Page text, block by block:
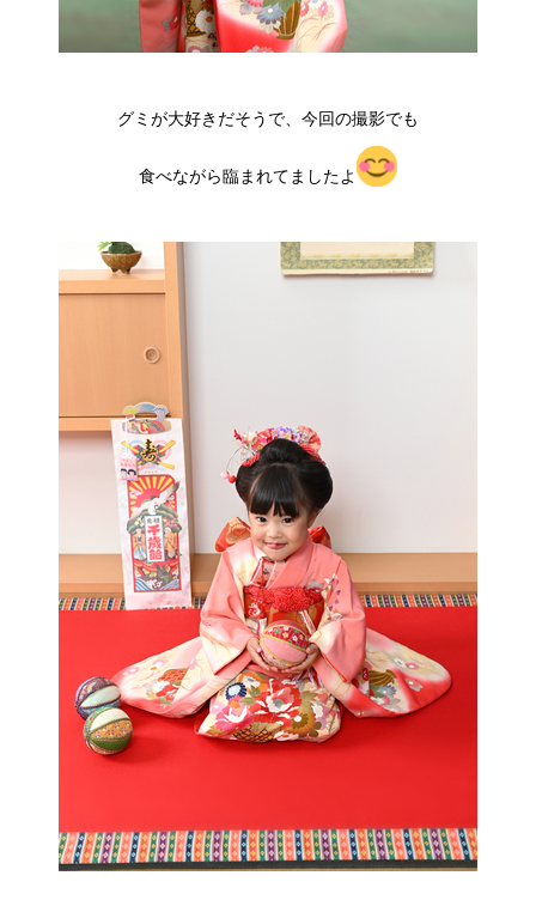
グミが大好きだそうで、今回の撮影でも
食べながら臨まれてましたよ